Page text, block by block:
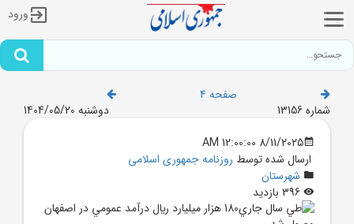
ورود
صفحه 4
شماره 13156
دوشنبه 1404/05/20
8/11/2025 12:00:00 AM
ارسال شده توسط روزنامه جمهوری اسلامی
شهرستان